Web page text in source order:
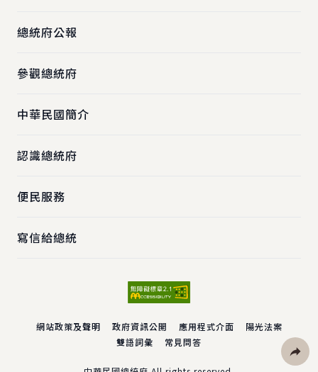
總統府公報
參觀總統府
中華民國簡介
認識總統府
便民服務
寫信給總統
網站政策及聲明 政府資訊公開 應用程式介面
陽光法案
雙語詞彙
常見問答